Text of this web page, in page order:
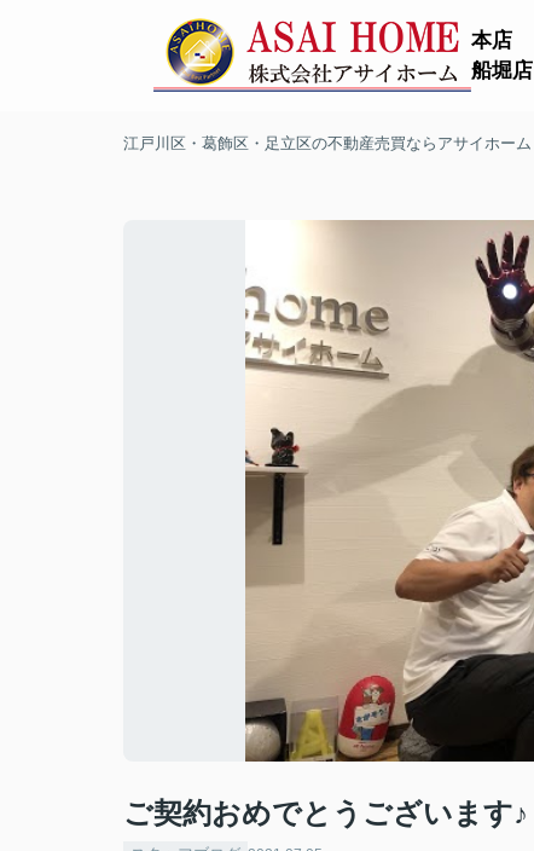
本店
船堀店
江戸川区・葛飾区・足立区の不動産売買ならアサイホーム
ご契約おめでとうございます♪